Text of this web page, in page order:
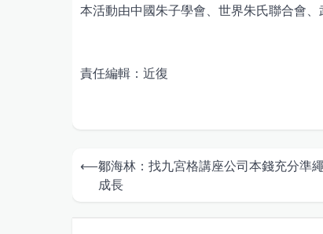
本活動由中國朱子學會、世界朱氏聯合會
責任編輯：近復
Post
navigation
⟵鄒海林：找九宮格講座公司本錢充分準
成長